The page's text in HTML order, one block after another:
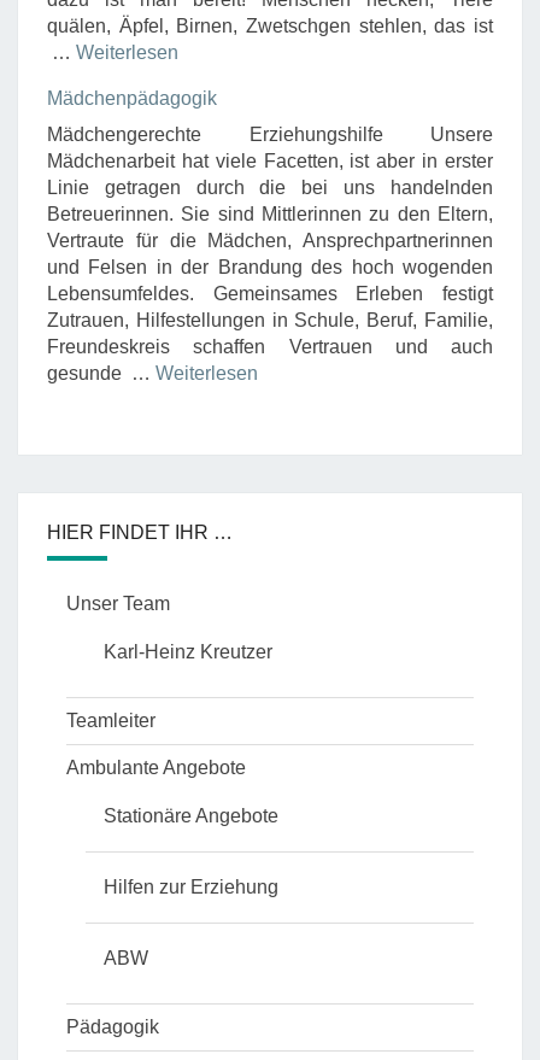
quälen, Äpfel, Birnen, Zwetschgen stehlen, das ist
… Weiterlesen
Mädchenpädagogik
Mädchengerechte Erziehungshilfe Unsere
Mädchenarbeit hat viele Facetten, ist aber in erster
Linie getragen durch die bei uns handelnden
Betreuerinnen. Sie sind Mittlerinnen zu den Eltern,
Vertraute für die Mädchen, Ansprechpartnerinnen
und Felsen in der Brandung des hoch wogenden
Lebensumfeldes. Gemeinsames Erleben festigt
Zutrauen, Hilfestellungen in Schule, Beruf, Familie,
Freundeskreis schaffen Vertrauen und auch
gesunde … Weiterlesen
HIER FINDET IHR …
Unser Team
Karl-Heinz Kreutzer
Teamleiter
Ambulante Angebote
Stationäre Angebote
Hilfen zur Erziehung
ABW
Pädagogik